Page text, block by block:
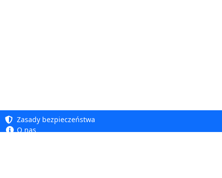
Zasady bezpieczeństwa
O nas